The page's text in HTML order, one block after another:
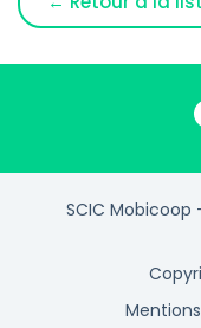
SCIC Mobicoop